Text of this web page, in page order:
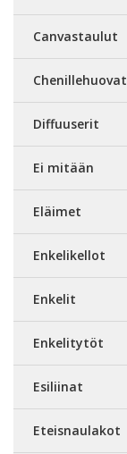
Canvastaulut
Chenillehuovat
Diffuuserit
Ei mitään
Eläimet
Enkelikellot
Enkelit
Enkelitytöt
Esiliinat
Eteisnaulakot